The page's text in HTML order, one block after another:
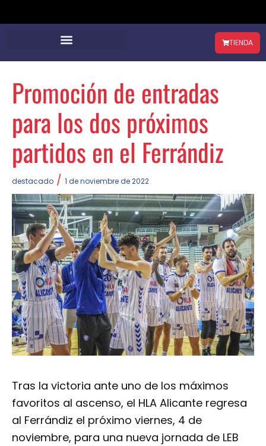
TIENDA
Promoción de entradas
para los dos próximos
partidos en el Ferrándiz
destacado / 1 de noviembre de 2022
Tras la victoria ante uno de los máximos
favoritos al ascenso, el HLA Alicante regresa
al Ferrándiz el próximo viernes, 4 de
noviembre, para una nueva jornada de LEB